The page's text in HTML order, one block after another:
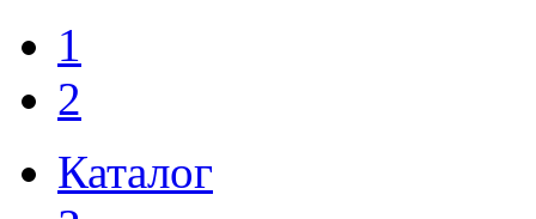
1
2
Каталог